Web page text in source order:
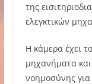
της
ελεγκτικών
Η κάμερα έχει
μηχανήματα και
νοημοσύνης για